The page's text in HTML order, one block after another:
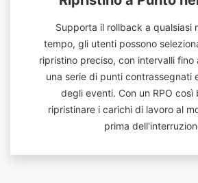
Supporta il rollback a qualsiasi
tempo, gli utenti possono
ripristino preciso, con intervalli fino
una serie di punti contrassegnati
degli eventi. Con un RPO così
ripristinare i carichi di lavoro al
prima